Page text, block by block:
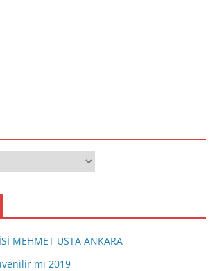
MEHMET USTA ANKARA
mi 2019